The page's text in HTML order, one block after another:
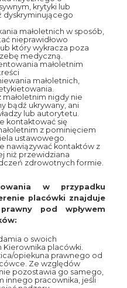
krytyki lub
dyskryminującego
małoletnich w sposób,
nieprawidłowo
który wykracza poza
medyczną.
małoletnim
małoletnich,
małoletnim nigdy nie
bądź ukrywany, ani
lub autorytetu.
kontaktować się
z pominięciem
ustawowego.
nawiązywać kontaktów z
niż przewidziana
zdrowotnych formie.
w przypadku
placówki znajduje
pod wpływem
o swoich
Kierownika placówki.
opiekuna prawnego od
Ze względów
pozostawia go samego,
innego pracownika, jeśli